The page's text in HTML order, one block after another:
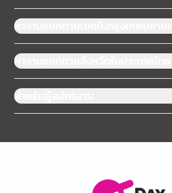
หางานแยกตามเขตในกรุงเทพมหานคร
หางานแยกตามจังหวัดในประเทศไทย
สำหรับผู้สมัครงาน